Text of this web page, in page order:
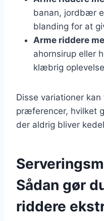
banan, jordbær
blanding for at
Arme riddere
ahornsirup eller
klæbrig
Disse variationer
præferencer, hvilket
der aldrig bliver
Sådan gør
riddere